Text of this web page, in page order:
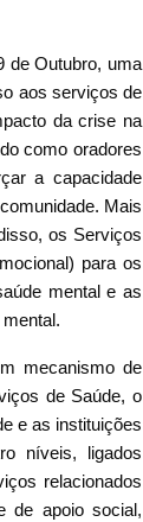
de Outubro, uma
aos serviços de
da crise na
como oradores
a capacidade
Mais
os Serviços
para os
mental e as
mecanismo de
de Saúde, o
e as instituições
níveis, ligados
relacionados
de apoio social,